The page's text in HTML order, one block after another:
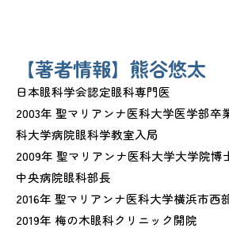
【著者情報】熊谷悠太
日本眼科学会認定眼科専門医
2003年 聖マリアンナ医科大学医学部卒
科大学病院眼科学教室入局
2009年 聖マリアンナ医科大学大学院博
中央病院眼科部長
2016年 聖マリアンナ医科大学横浜市西
2019年 梅の木眼科クリニック開院